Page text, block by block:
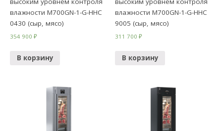
влажности M700GN-1-G-HHC
0430 (сыр, мясо)
354 900₽
В корзину
влажности M700GN-1-G-HHC
9005 (сыр, мясо)
311 700₽
В корзину